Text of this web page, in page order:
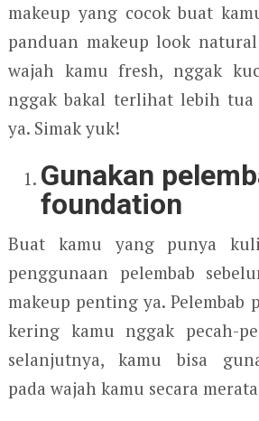
makeup yang cocok buat
panduan makeup look
wajah kamu fresh, nggak
nggak bakal terlihat lebih
ya. Simak yuk!
Gunakan
foundation
Buat kamu yang punya
penggunaan pelembab
makeup penting ya.
kering kamu nggak pecah-
selanjutnya, kamu bisa
pada wajah kamu secara